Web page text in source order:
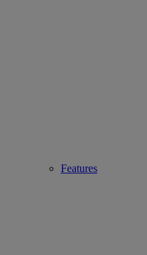
Features